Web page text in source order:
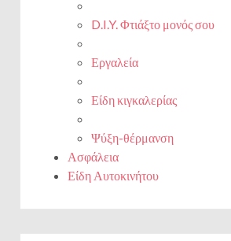
D.I.Y. Φτιάξτο μονός σου
Εργαλεία
Είδη κιγκαλερίας
Ψύξη-θέρμανση
Ασφάλεια
Είδη Αυτοκινήτου